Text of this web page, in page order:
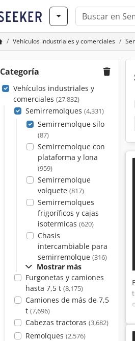
Vehículos industriales y comerciales
Categoría
Vehículos industriales y
comerciales (27,832)
Semirremolques (4,331)
Semirremolque silo
(87)
Semirremolque con
plataforma y lona
(959)
Semirremolque
volquete (817)
Semirremolques
frigoríficos y cajas
isotermicas (620)
Chasis
intercambiable para
semirremolque (316)
Mostrar más
Furgonetas y camiones
hasta 7,5 t (8,175)
Camiones de más de 7,5
t (7,696)
Cabezas tractoras (3,682)
Remolques (2,576)